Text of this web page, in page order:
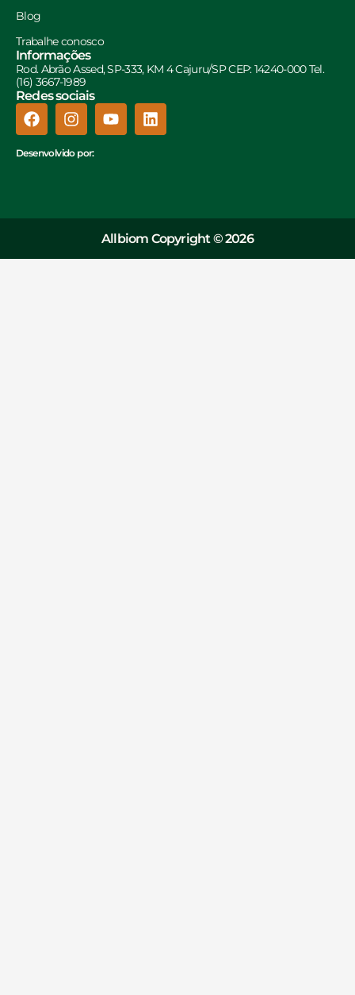
Blog
Trabalhe conosco
Informações
Rod. Abrão Assed, SP-333, KM 4 Cajuru/SP CEP: 14240-000 Tel.
(16) 3667-1989
Redes sociais
Desenvolvido por:
Allbiom Copyright © 2026